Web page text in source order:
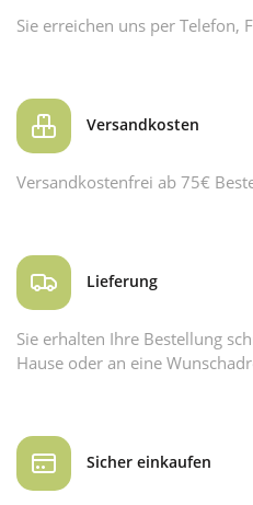
Sie erreichen uns per Telefon,
Versandkosten
Versandkostenfrei ab 75€
Lieferung
Sie erhalten Ihre Bestellung
Hause oder an eine
Sicher einkaufen